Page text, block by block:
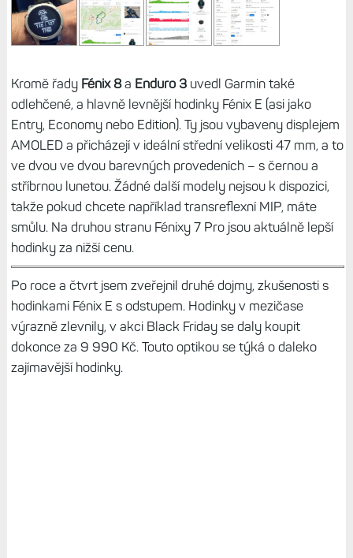
Kromě řady Fénix 8a Enduro 3uvedl Garmin také
odlehčené, a hlavně levnější hodinky Fénix E (asi jako
Entry, Economy nebo Edition). Ty jsou vybaveny displejem
AMOLED a přicházejí v ideální střední velikosti 47 mm, a to
ve dvou ve dvou barevných provedeních – s černou a
stříbrnou lunetou. Žádné další modely nejsou k dispozici,
takže pokud chcete například transreflexní MIP, máte
smůlu. Na druhou stranu Fénixy 7 Pro jsou aktuálně lepší
hodinky za nižší cenu.
Po roce a čtvrt jsem zveřejnil druhé dojmy, zkušenosti s
hodinkami Fénix E s odstupem. Hodinky v mezičase
výrazně zlevnily, v akci Black Friday se daly koupit
dokonce za 9 990 Kč. Touto optikou se týká o daleko
zajímavější hodinky.